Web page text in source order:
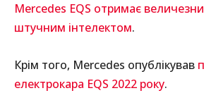
Mercedes EQS отримає
штучним інтелектом.
Крім того, Mercedes опублікував
електрокара EQS 2022 року.